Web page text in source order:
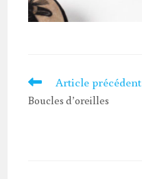
Read
articles
Article précédent
Boucles d’oreilles